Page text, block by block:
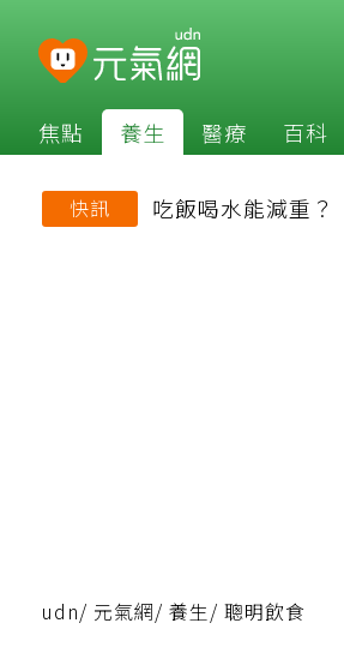
焦點 養生 醫療 百科
快訊 吃飯喝水能減重
udn/ 元氣網/ 養生/ 聰明飲食